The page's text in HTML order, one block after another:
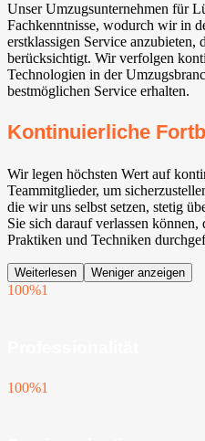
Unser Umzugsunternehmen für
Fachkenntnisse, wodurch wir in
erstklassigen Service anzubieten,
berücksichtigt. Wir verfolgen
Technologien in der
bestmöglichen Service erhalten.
Kontinuierliche
Wir legen höchsten Wert auf
Teammitglieder, um
die wir uns selbst setzen, stetig
Sie sich darauf verlassen
Praktiken und Techniken
Weiterlesen Weniger anzeigen
100%1
100%1